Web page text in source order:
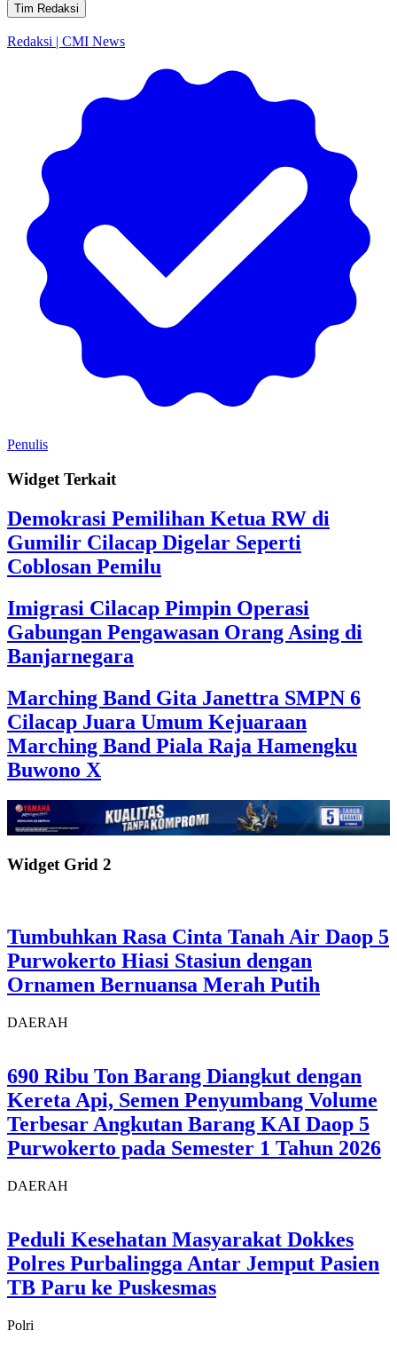
Tim Redaksi
Redaksi | CMI News
Penulis
Widget Terkait
Demokrasi Pemilihan Ketua RW di
Gumilir Cilacap Digelar Seperti
Coblosan Pemilu
Imigrasi Cilacap Pimpin Operasi
Gabungan Pengawasan Orang Asing di
Banjarnegara
Marching Band Gita Janettra SMPN 6
Cilacap Juara Umum Kejuaraan
Marching Band Piala Raja Hamengku
Buwono X
Widget Grid 2
Tumbuhkan Rasa Cinta Tanah Air Daop 5
Purwokerto Hiasi Stasiun dengan
Ornamen Bernuansa Merah Putih
DAERAH
690 Ribu Ton Barang Diangkut dengan
Kereta Api, Semen Penyumbang Volume
Terbesar Angkutan Barang KAI Daop 5
Purwokerto pada Semester 1 Tahun 2026
DAERAH
Peduli Kesehatan Masyarakat Dokkes
Polres Purbalingga Antar Jemput Pasien
TB Paru ke Puskesmas
Polri